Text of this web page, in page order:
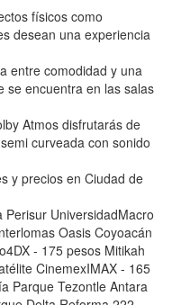
físicos como
desean una experiencia
entre comodidad y una
se encuentra en las salas
Atmos disfrutarás de
curveada con sonido
y precios en Ciudad de
UniversidadMacro
Oasis Coyoacán
- 175 pesos Mitikah
CinemexIMAX - 165
Parque Tezontle Antara